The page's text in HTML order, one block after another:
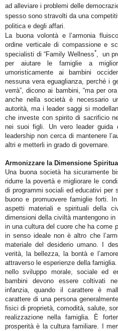
ad alleviare i problemi delle
spesso sono stravolti da una
politica e degli affari.
La buona volontà e l’armonia
ordine verticale di compassione e
specialisti di “Family Wellness*, un
per aiutare le famiglie a
umoristicamente ai bambini
nessuna vera eguaglianza, perché i
verrà”, dicono ai bambini, “ma per
anche nella società è necessario
autorità, ma i leader saggi si
che investe con spirito di sacrificio
nei suoi figli. Un vero leader guida
leadership non cerca di mantenere
altri e metterli in grado di governare.
Armonizzare la Dimensione
Una buona società ha sicuramente
ridurre la povertà e migliorare le
di programmi sociali ed educativi per
buono e promuovere famiglie forti.
aspetti materiali e spirituali della
dimensioni della civiltà mantengono
in una cultura del cuore che ha come
in senso ideale non è altro che
materiale del desiderio umano. I
verità, la bellezza, la bontà e
attraverso le esperienze della
nello sviluppo morale, sociale ed
bambini devono essere coltivati
infanzia, quando il carattere è
carattere di una persona
fisici di proprietà, comodità, salute,
realizzazione nella famiglia. È
prosperità è la cultura familiare. I